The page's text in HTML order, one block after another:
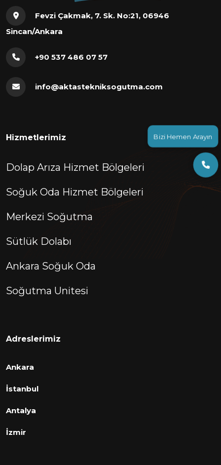
Bizi Hemen Arayın
Fevzi Çakmak, 7. Sk. No:21, 06946
Sincan/Ankara
+90 537 486 07 57
info@aktastekniksogutma.com
Hizmetlerimiz
Dolap Arıza Hizmet Bölgeleri
Soğuk Oda Hizmet Bölgeleri
Merkezi Soğutma
Sütlük Dolabı
Ankara Soğuk Oda
Soğutma Unitesi
Adreslerimiz
Ankara
İstanbul
Antalya
İzmir